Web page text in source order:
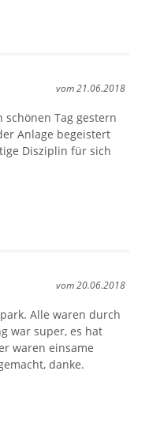
vom 21.06.2018
Tag gestern
Anlage begeistert
Disziplin für sich
vom 20.06.2018
Alle waren durch
war super, es hat
waren einsame
danke.